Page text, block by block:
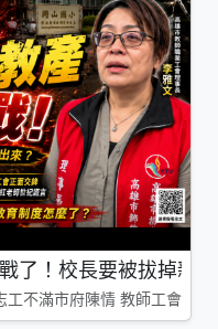
了！校長要被拔掉親
不滿市府陳情 教師工會槓